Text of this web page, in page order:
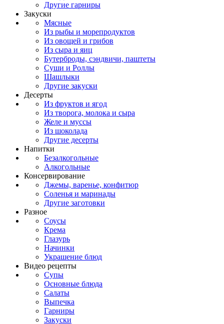
Другие гарниры
Закуски
Мясные
Из рыбы и морепродуктов
Из овощей и грибов
Из сыра и яиц
Бутерброды, сэндвичи, паштеты
Суши и Роллы
Шашлыки
Другие закуски
Десерты
Из фруктов и ягод
Из творога, молока и сыра
Желе и муссы
Из шоколада
Другие десерты
Напитки
Безалкогольные
Алкогольные
Консервирование
Джемы, варенье, конфитюр
Соленья и маринады
Другие заготовки
Разное
Соусы
Крема
Глазурь
Начинки
Украшение блюд
Видео рецепты
Супы
Основные блюда
Салаты
Выпечка
Гарниры
Закуски